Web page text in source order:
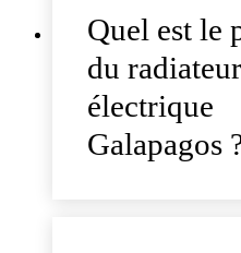
Quel est le
du radiateur
électrique
Galapagos